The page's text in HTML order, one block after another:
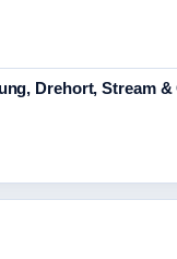
Drehort, Stream &